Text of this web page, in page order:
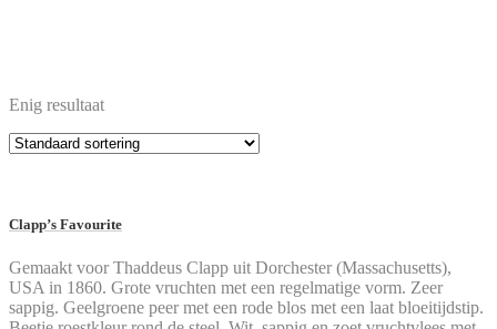
Enig resultaat
Clapp’s Favourite
Gemaakt voor Thaddeus Clapp uit Dorchester (Massachusetts),
USA in 1860. Grote vruchten met een regelmatige vorm. Zeer
sappig. Geelgroene peer met een rode blos met een laat bloeitijdstip.